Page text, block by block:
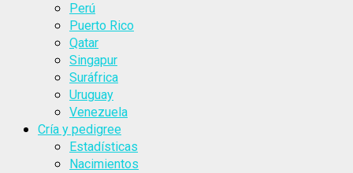
Perú
Puerto Rico
Qatar
Singapur
Suráfrica
Uruguay
Venezuela
Cría y pedigree
Estadísticas
Nacimientos